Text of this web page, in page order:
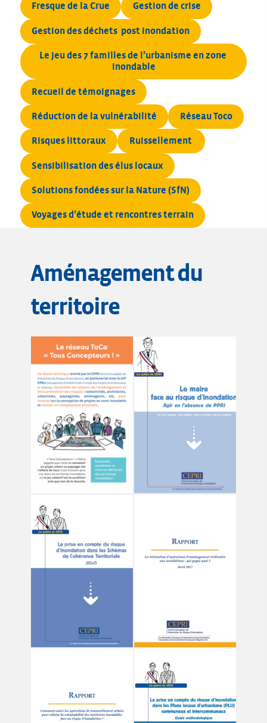
Fresque de la Crue Gestion de crise
Gestion des déchets  post inondation
Le jeu des 7 familles de l’urbanisme en zone
inondable
Recueil de témoignages
Réduction de la vulnérabilité Réseau Toco
Risques littoraux Ruissellement
Sensibilisation des élus locaux
Solutions fondées sur la Nature (SfN)
Voyages d’étude et rencontres terrain
Aménagement du
territoire